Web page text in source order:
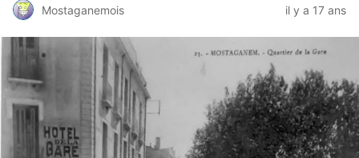
Mostaganemois il y a 17 ans